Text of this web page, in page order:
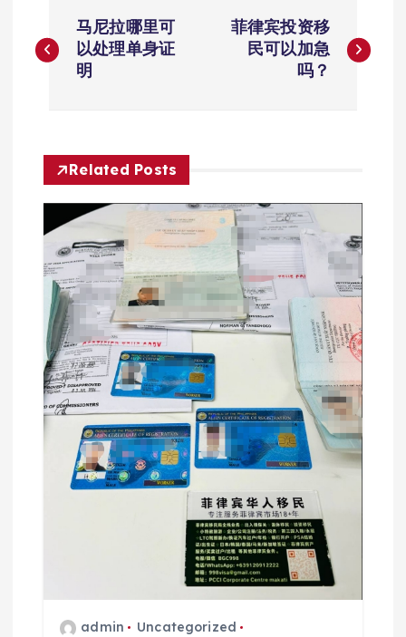
章
航
马尼拉哪里可
以处理单身证
明
菲律宾投资移
民可以加急
吗？
Related Posts
admin
Uncategorized